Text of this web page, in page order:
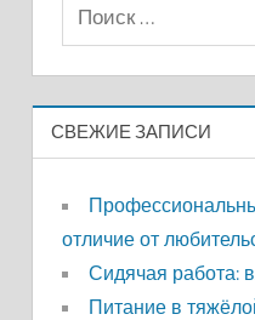
СВЕЖИЕ ЗАПИСИ
отличие от
Сидячая работа:
Питание в